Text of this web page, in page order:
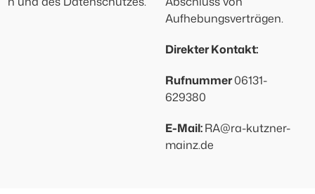
Aufhebungsverträgen.
Direkter Kontakt:
Rufnummer06131-
629380
E-Mail:RA@ra-kutzner-
mainz.de